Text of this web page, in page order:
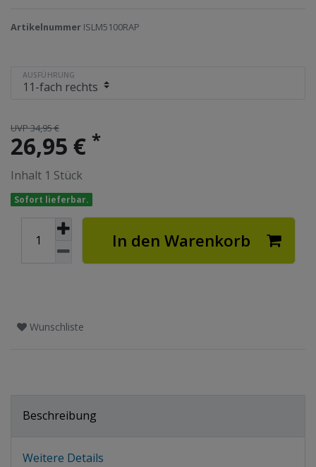
Artikelnummer ISLM5100RAP
AUSFÜHRUNG
UVP 34,95 €
26,95 € *
Inhalt 1 Stück
Sofort lieferbar.
In den Warenkorb
Wunschliste
Beschreibung
Weitere Details